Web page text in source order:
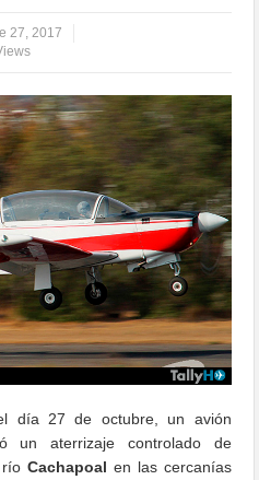
27, 2017
día 27 de octubre, un avión
un aterrizaje controlado de
Cachapoal en las cercanías